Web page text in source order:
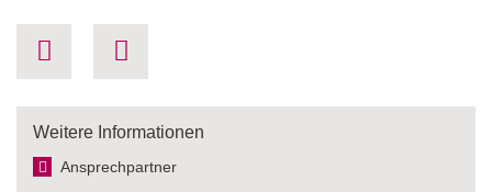
Weitere Informationen
Ansprechpartner